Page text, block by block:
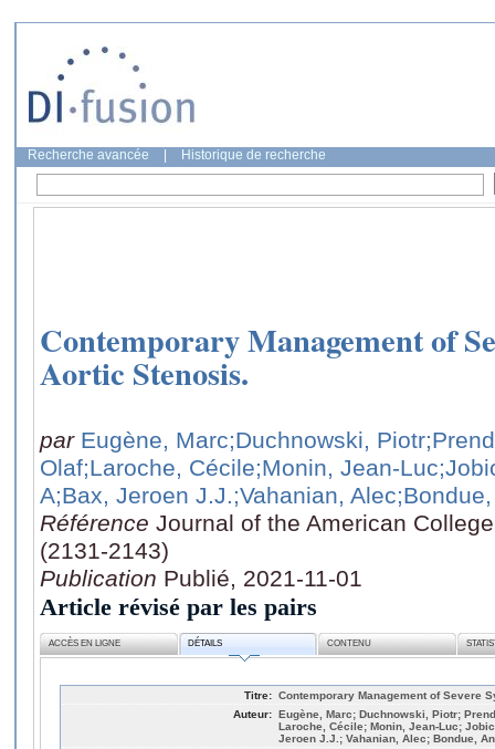
Recherche avancée Historique de recherche
Contemporary Management of
Aortic Stenosis.
par Eugène, Marc;Duchnowski, Piotr
Olaf;Laroche, Cécile;Monin, Jean-Luc
A;Bax, Jeroen J.J.;Vahanian, Alec
Référence Journal of the American
(2131-2143)
Publication Publié, 2021-11-01
Article révisé par les pairs
ACCÈS EN LIGNE DÉTAILS CONTENU
Titre: Contemporary Management of Severe
Auteur: Eugène, Marc; Duchnowski, Piotr;
Laroche, Cécile; Monin, Jean-Luc;
Jeroen J.J.; Vahanian, Alec; Bondue,